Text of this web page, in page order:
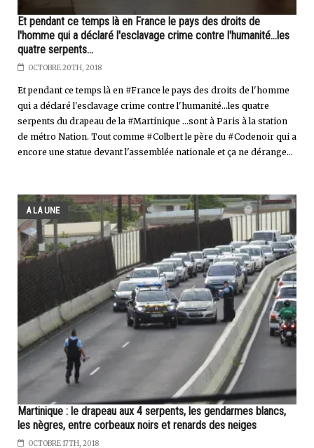
Et pendant ce temps là en France le pays des droits de
l'homme qui a déclaré l'esclavage crime contre l'humanité...les
quatre serpents...
OCTOBRE 20TH, 2018
Et pendant ce temps là en #France le pays des droits de l'homme
qui a déclaré l'esclavage crime contre l'humanité...les quatre
serpents du drapeau de la #Martinique ...sont à Paris à la station
de métro Nation. Tout comme #Colbert le père du #Codenoir qui a
encore une statue devant l'assemblée nationale et ça ne dérange...
A LA UNE
Martinique : le drapeau aux 4 serpents, les gendarmes blancs,
les nègres, entre corbeaux noirs et renards des neiges
OCTOBRE 17TH, 2018